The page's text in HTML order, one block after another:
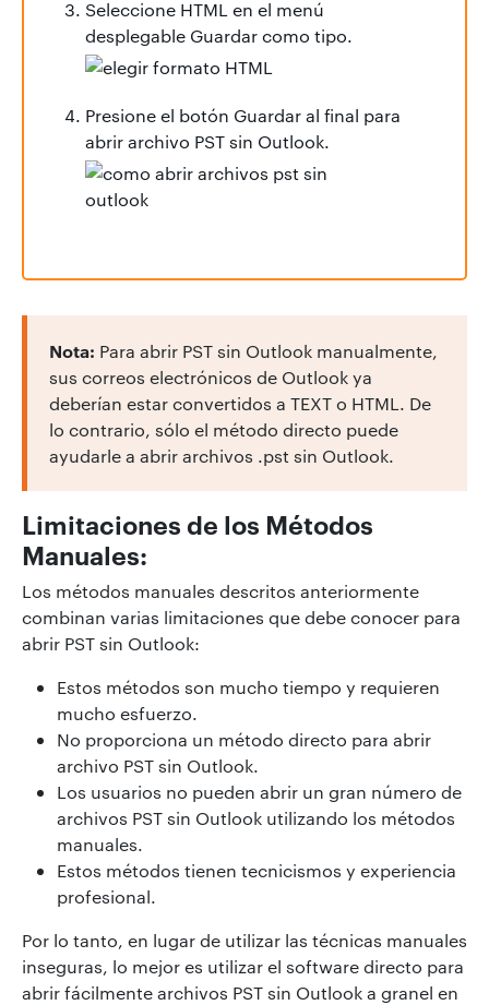
Seleccione HTML en el menú
desplegable Guardar como tipo.
Presione el botón Guardar al final para
abrir archivo PST sin Outlook.
Nota: Para abrir PST sin Outlook manualmente,
sus correos electrónicos de Outlook ya
deberían estar convertidos a TEXT o HTML. De
lo contrario, sólo el método directo puede
ayudarle a abrir archivos .pst sin Outlook.
Limitaciones de los Métodos
Manuales:
Los métodos manuales descritos anteriormente
combinan varias limitaciones que debe conocer para
abrir PST sin Outlook:
Estos métodos son mucho tiempo y requieren
mucho esfuerzo.
No proporciona un método directo para abrir
archivo PST sin Outlook.
Los usuarios no pueden abrir un gran número de
archivos PST sin Outlook utilizando los métodos
manuales.
Estos métodos tienen tecnicismos y experiencia
profesional.
Por lo tanto, en lugar de utilizar las técnicas manuales
inseguras, lo mejor es utilizar el software directo para
abrir fácilmente archivos PST sin Outlook a granel en